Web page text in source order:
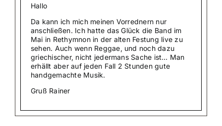
Hallo
Da kann ich mich meinen Vorrednern nur
anschließen. Ich hatte das Glück die Band im
Mai in Rethymnon in der alten Festung live zu
sehen. Auch wenn Reggae, und noch dazu
griechischer, nicht jedermans Sache ist… Man
erhällt aber auf jeden Fall 2 Stunden gute
handgemachte Musik.
Gruß Rainer